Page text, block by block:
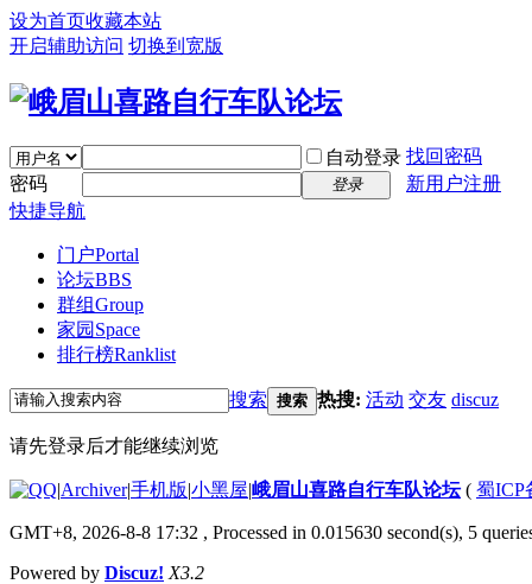
设为首页收藏本站
开启辅助访问 切换到宽版
自动登录 找回密码
密码
登录
新用户注册
快捷导航
门户Portal
论坛BBS
群组Group
家园 Space
排行榜Ranklist
搜索 搜索 热搜: 活动 交友 discuz
请先登录后才能继续浏览
|Archiver|手机版|小黑屋|峨眉山喜路自行车队论坛( 蜀ICP
GMT+8, 2026-8-8 17:32 , Processed in 0.015630 second(s), 5
Powered by Discuz! X3.2